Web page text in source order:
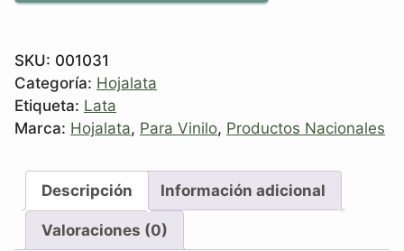
SKU: 001031
Categoría: Hojalata
Etiqueta: Lata
Marca: Hojalata, Para Vinilo, Productos Nacionales
Descripción Información adicional
Valoraciones (0)